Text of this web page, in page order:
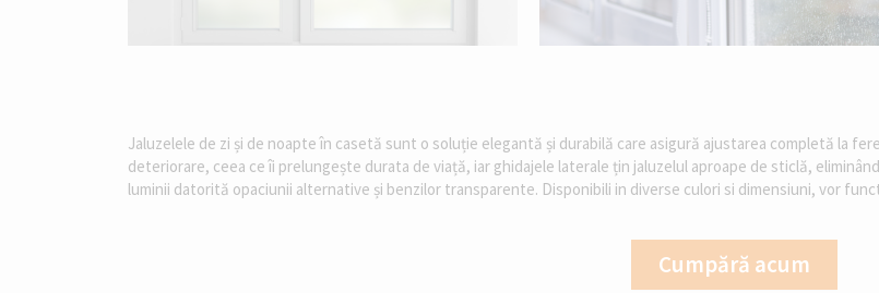
Jaluzelele de zi și de noapte în casetă sunt o soluție elegantă și durabilă care asigură ajustarea completă la
deteriorare, ceea ce îi prelungește durata de viață, iar ghidajele laterale țin jaluzelul aproape de sticlă,
luminii datorită opaciunii alternative și benzilor transparente. Disponibili in diverse culori si dimensiuni, vor
Cumpără acum